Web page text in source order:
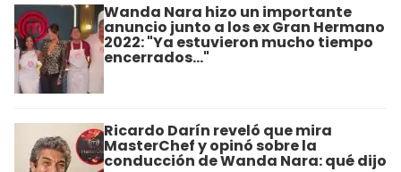
Wanda Nara hizo un importante
anuncio junto a los ex Gran Hermano
2022: "Ya estuvieron mucho tiempo
encerrados..."
Ricardo Darín reveló que mira
MasterChef y opinó sobre la
conducción de Wanda Nara: qué dijo